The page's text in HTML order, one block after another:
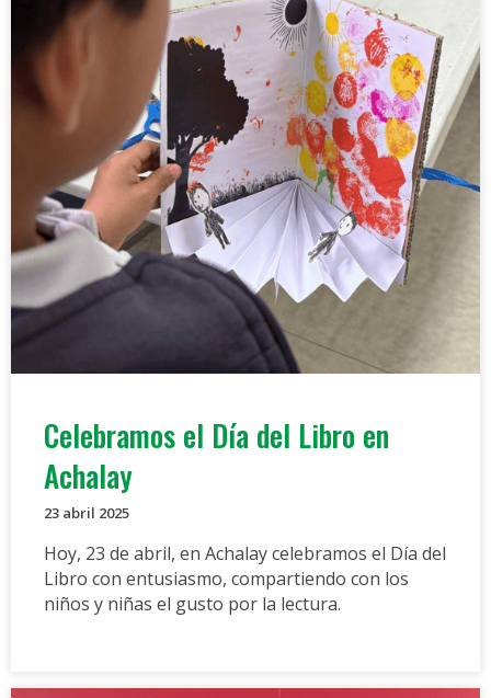
Celebramos el Día del Libro en
Achalay
23 abril 2025
Hoy, 23 de abril, en Achalay celebramos el Día del
Libro con entusiasmo, compartiendo con los
niños y niñas el gusto por la lectura.